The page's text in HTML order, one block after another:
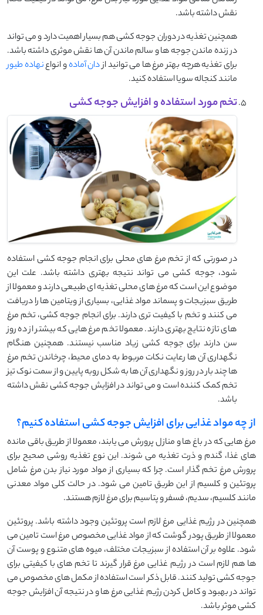
نقش داشته باشد.
همچنین تغذیه در دوران جوجه کشی هم بسیار اهمیت دارد و می تواند
در زنده ماندن جوجه ها و سالم ماندن آن ها نقش موثری داشته باشد.
برای تغذیه هرچه بهتر مرغ ها می توانید ازدان آمادهو انواعنهاده طیور
مانند کنجاله سویا استفاده کنید.
تخم مورد استفاده و افزایش جوجه کشی
در صورتی که از تخم مرغ های محلی برای انجام جوجه کشی استفاده
شود، جوجه کشی می تواند نتیجه بهتری داشته باشد. علت این
موضوع این است که مرغ های محلی تغذیه ای طبیعی دارند و معمولا از
طریق سبزیجات و پسماند مواد غذایی، بسیاری از ویتامین ها را دریافت
می کنند و تخم با کیفیت تری دارند. برای انجام جوجه کشی، تخم مرغ
های تازه نتایج بهتری دارند. معمولا تخم مرغ هایی که بیشتر از ده روز
سن دارند برای جوجه کشی زیاد مناسب نیستند. همچنین هنگام
نگهداری آن ها رعایت نکات مربوط به دمای محیط، چرخاندن تخم مرغ
ها چند بار در روز و نگهداری آن ها به شکل روبه پایین و از سمت نوک تیز
تخم کمک کننده است و می تواند در افزایش جوجه کشی نقش داشته
باشد.
از چه مواد غذایی برای افزایش جوجه کشی استفاده کنیم؟
مرغ هایی که در باغ ها و منازل پرورش می یابند، معمولا از طریق باقی مانده
های غذا، گندم و ذرت تغذیه می شوند. این نوع تغذیه روشی صحیح برای
پرورش مرغ تخم گذار است. چرا که بسیاری از مواد مورد نیاز بدن مرغ شامل
پروتئین و کلسیم از این طریق تامین می شود. در حالت کلی مواد معدنی
مانند کلسیم، سدیم، فسفر و پتاسیم برای مرغ لازم هستند.
همچنین در رژیم غذایی مرغ لازم است پروتئین وجود داشته باشد. پروتئین
معمولا از طریق پودر گوشت که از مواد غذایی مخصوص مرغ است تامین می
شود. علاوه بر آن استفاده از سبزیجات مختلف، میوه های متنوع و پوست آن
ها هم لازم است در رژیم غذایی مرغ قرار گیرند تا تخم های با کیفیتی برای
جوجه کشی تولید کنند. قابل ذکر است استفاده از مکمل های مخصوص می
تواند در بهبود و کامل کردن رژیم غذایی مرغ ها و در نتیجه آن افزایش جوجه
کشی موثر باشد.